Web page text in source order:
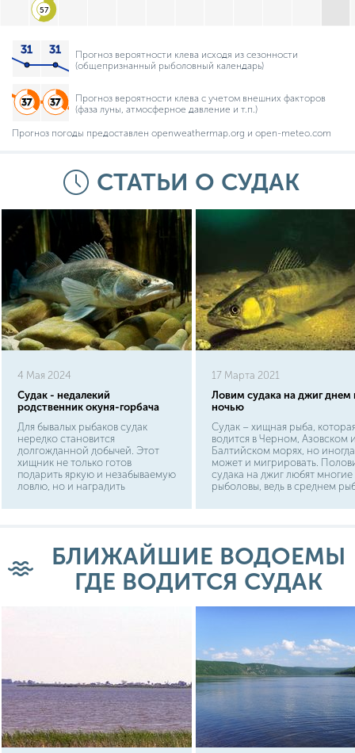
57
Прогноз вероятности клева исходя из сезонности
(общепризнанный рыболовный календарь)
Прогноз вероятности клева с учетом внешних факторов
(фаза луны, атмосферное давление и т.п.)
Прогноз погоды предоставлен openweathermap.org и open-meteo.com
СТАТЬИ О СУДАК
4 Мая 2024
Судак - недалекий
родственник окуня-горбача
Для бывалых рыбаков судак
нередко становится
долгожданной добычей. Этот
хищник не только готов
подарить яркую и незабываемую
ловлю, но и наградить
Отмечено, что судак имеет
ихтиофауны. Поэтому пожарить
или сварить ароматную ушицу
из свежепойманного судака -
это не только безопасно, но и
является неотъемлемой частью
17 Марта 2021
Ловим судака на джиг днем
ночью
Судак – хищная рыба,
водится в Черном, Азовском
Балтийском морях, но иногда
может и мигрировать.
судака на джиг любят многие
рыболовы, ведь в среднем
весит примерно 10-15 кг.
эффективности, ведь именно
этой техникой шансы
судака увеличиваются втрое.
БЛИЖАЙШИЕ ВОДОЕМЫ
ГДЕ ВОДИТСЯ СУДАК